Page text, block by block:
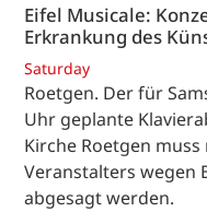
Eifel Musicale:
Erkrankung des
Saturday
Roetgen. Der für
Uhr geplante
Kirche Roetgen
Veranstalters wegen
abgesagt werden.